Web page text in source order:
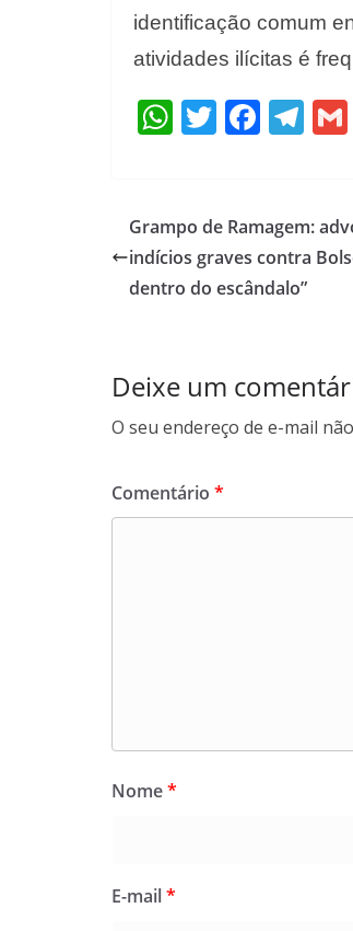
identificação comum
atividades ilícitas é
W
s
A
p
T
er
F
b
o
o
T
gr
a
m
Grampo de Ramagem:
indícios graves contra
dentro do escândalo”
Deixe um
O seu endereço de e-mail
Comentário *
Nome*
E-mail*